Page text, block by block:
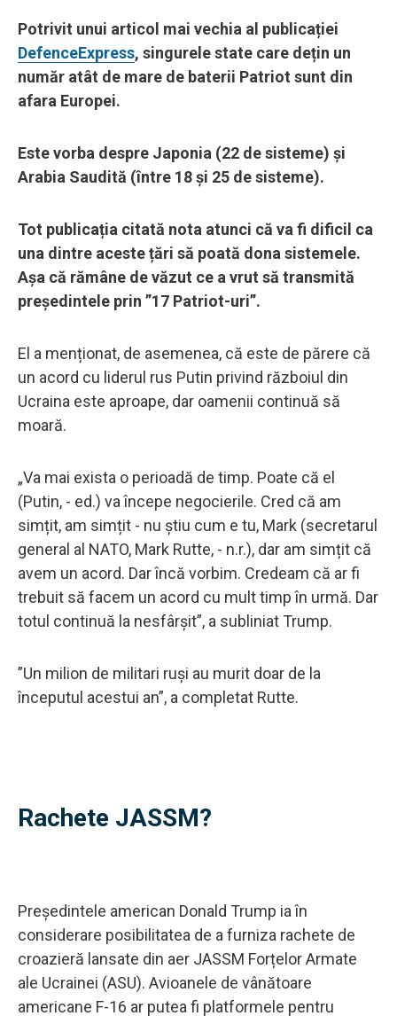
Potrivit unui articol mai vechia al publicației
DefenceExpress, singurele state care dețin un
număr atât de mare de baterii Patriot sunt din
afara Europei.
Este vorba despre Japonia (22 de sisteme) și
Arabia Saudită (între 18 și 25 de sisteme).
Tot publicația citată nota atunci că va fi dificil ca
una dintre aceste țări să poată dona sistemele.
Așa că rămâne de văzut ce a vrut să transmită
președintele prin ”17 Patriot-uri”.
El a menționat, de asemenea, că este de părere că
un acord cu liderul rus Putin privind războiul din
Ucraina este aproape, dar oamenii continuă să
moară.
„Va mai exista o perioadă de timp. Poate că el
(Putin, - ed.) va începe negocierile. Cred că am
simțit, am simțit - nu știu cum e tu, Mark (secretarul
general al NATO, Mark Rutte, - n.r.), dar am simțit că
avem un acord. Dar încă vorbim. Credeam că ar fi
trebuit să facem un acord cu mult timp în urmă. Dar
totul continuă la nesfârșit”, a subliniat Trump.
”Un milion de militari ruși au murit doar de la
începutul acestui an”, a completat Rutte.
Rachete JASSM?
Președintele american Donald Trump ia în
considerare posibilitatea de a furniza rachete de
croazieră lansate din aer JASSM Forțelor Armate
ale Ucrainei (ASU). Avioanele de vânătoare
americane F-16 ar putea fi platformele pentru